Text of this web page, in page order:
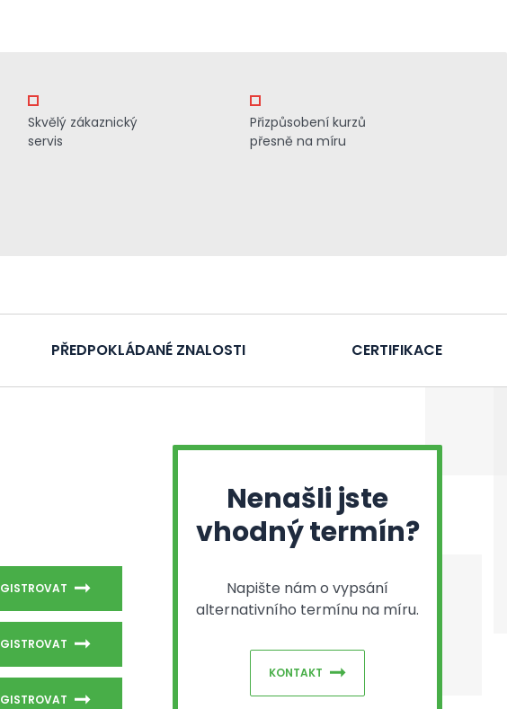
Skvělý zákaznický
servis
Přizpůsobení kurzů
přesně na míru
PŘEDPOKLÁDANÉ ZNALOSTI CERTIFIKACE
Nenašli jste
vhodný termín?
Napište nám o vypsání
alternativního termínu na míru.
KONTAKT